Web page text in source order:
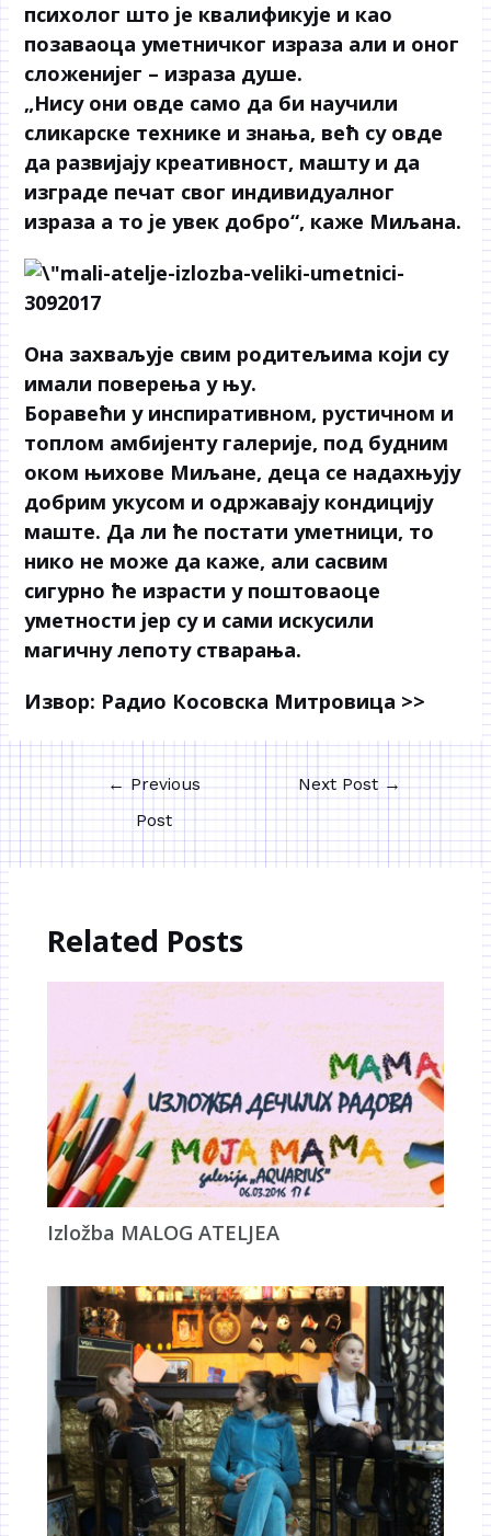
психолог што је квалификује и као
позаваоца уметничког израза али и оног
сложенијег – израза душе.
„Нису они овде само да би научили
сликарске технике и знања, већ су овде
да развијају креативност, машту и да
изграде печат свог индивидуалног
израза а то је увек добро“, каже Миљана.
Она захваљује свим родитељима који су
имали поверења у њу.
Боравећи у инспиративном, рустичном и
топлом амбијенту галерије, под будним
оком њихове Миљане, деца се надахњују
добрим укусом и одржавају кондицију
маште. Да ли ће постати уметници, то
нико не може да каже, али сасвим
сигурно ће израсти у поштоваоце
уметности јер су и сами искусили
магичну лепоту стварања.
Извор: Радио Косовска Митровица >>
← Previous
Post
Next Post →
Related Posts
Izložba MALOG ATELJEA